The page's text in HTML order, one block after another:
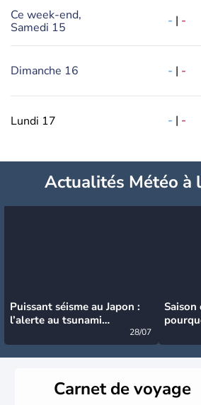
Ce week-end,
Samedi 15
- | -
Dimanche 16 - | -
Lundi 17 - | -
Actualités Météo à
Puissant séisme au Japon :
l’alerte au tsunami
28/07
Saison
Carnet de voyage